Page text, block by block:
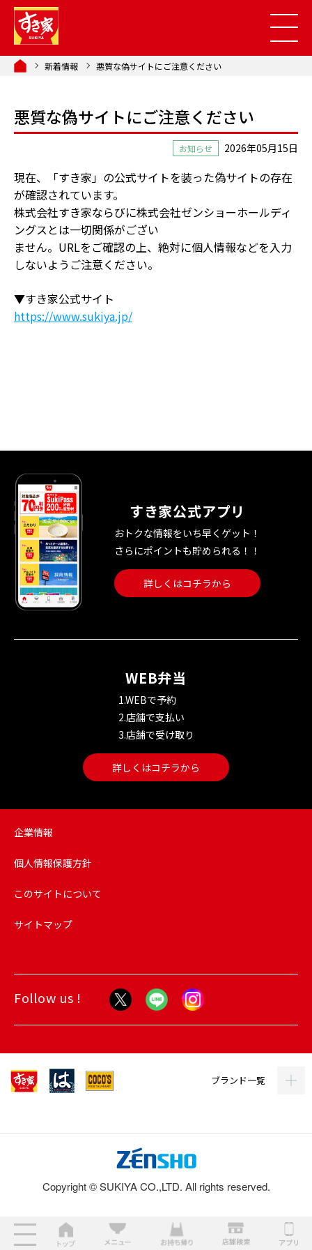
新着情報 悪質な偽サイトにご注意ください
悪質な偽サイトにご注意ください
お知らせ 2026年05月15日
現在、「すき家」の公式サイトを装った偽サイトの存在
が確認されています。
株式会社すき家ならびに株式会社ゼンショーホールディ
ングスとは一切関係がござい
ません。 URLをご確認の上、絶対に個人情報などを入力
しないようご注意ください。
▼すき家公式サイト
https://www.sukiya.jp/
すき家公式アプリ
おトクな情報をいち早くゲット！
さらにポイントも貯められる！！
詳しくはコチラから
WEB弁当
1.WEBで予約
2.店舗で支払い
3.店舗で受け取り
詳しくはコチラから
企業情報
個人情報保護方針
このサイトについて
サイトマップ
Follow us !
ブランド一覧
Copyright © SUKIYA CO.,LTD. All rights reserved.